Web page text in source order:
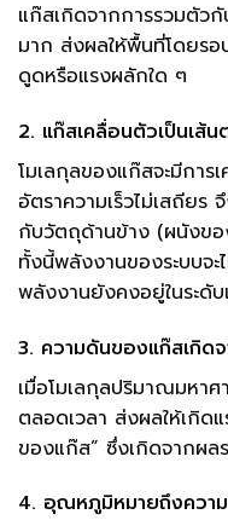
แก๊สเกิดจากการรวมตัว
มาก ส่งผลให้พื้นที่โดยรอ
ดูดหรือแรงผลักใด ๆ
2. แก๊สเคลื่อนตัวเป็นเส้น
โมเลกุลของแก๊สจะมีการ
อัตราความเร็วไม่เสถียร
กับวัตถุด้านข้าง (ผนังข
ทั้งนี้พลังงานของระบบจ
พลังงานยังคงอยู่ในระดับ
3. ความดันของแก๊สเกิด
เมื่อโมเลกุลปริมาณมหา
ตลอดเวลา ส่งผลให้เกิด
ของแก๊ส” ซึ่งเกิดจากผ
4. อุณหภูมิหมายถึงความ